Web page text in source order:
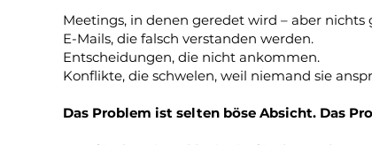
Meetings, in denen geredet wird – aber nichts
E-Mails, die falsch verstanden werden.
Entscheidungen, die nicht ankommen.
Konflikte, die schwelen, weil niemand sie
Das Problem ist selten böse Absicht. Das